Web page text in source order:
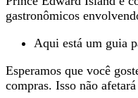
gastronômicos
Aqui está um guia
Esperamos que você
compras. Isso não